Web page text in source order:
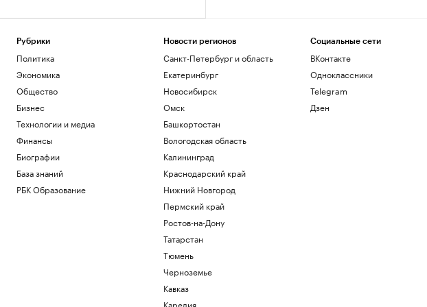
Рубрики
Политика
Экономика
Общество
Бизнес
Технологии и медиа
Финансы
Биографии
База знаний
РБК Образование
Новости регионов
Санкт-Петербург и область
Екатеринбург
Новосибирск
Омск
Башкортостан
Вологодская область
Калининград
Краснодарский край
Нижний Новгород
Пермский край
Ростов-на-Дону
Татарстан
Тюмень
Черноземье
Кавказ
Карелия
Социальные сети
ВКонтакте
Одноклассники
Telegram
Дзен